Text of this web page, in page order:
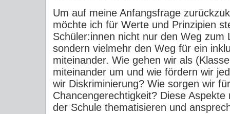
Um auf meine Anfangsfrage
möchte ich für Werte und Prinzipien
Schüler:innen nicht nur den Weg zum
sondern vielmehr den Weg für ein
miteinander. Wie gehen wir als
miteinander um und wie fördern wir
wir Diskriminierung? Wie sorgen wir
Chancengerechtigkeit? Diese
der Schule thematisieren und